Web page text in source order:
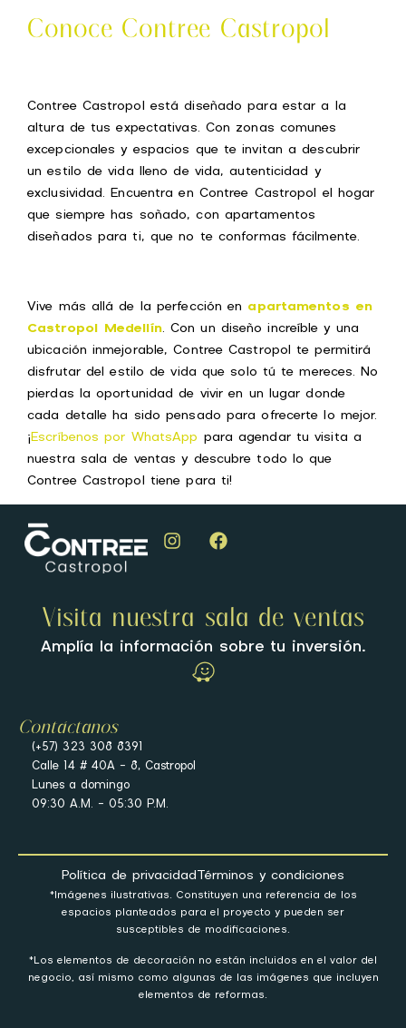
Conoce Contree Castropol
Contree Castropol está diseñado para estar a la
altura de tus expectativas. Con zonas comunes
excepcionales y espacios que te invitan a descubrir
un estilo de vida lleno de vida, autenticidad y
exclusividad. Encuentra en Contree Castropol el hogar
que siempre has soñado, con apartamentos
diseñados para ti, que no te conformas fácilmente.
Vive más allá de la perfección en apartamentos en
Castropol Medellín. Con un diseño increíble y una
ubicación inmejorable, Contree Castropol te permitirá
disfrutar del estilo de vida que solo tú te mereces. No
pierdas la oportunidad de vivir en un lugar donde
cada detalle ha sido pensado para ofrecerte lo mejor.
¡Escríbenos por WhatsApp para agendar tu visita a
nuestra sala de ventas y descubre todo lo que
Contree Castropol tiene para ti!
Visita nuestra sala de ventas
Amplía la información sobre tu inversión.
Contáctanos
(+57) 323 308 8391
Calle 14 # 40A – 8, Castropol
Lunes a domingo
09:30 A.M. – 05:30 P.M.
Política de privacidadTérminos y condiciones
*Imágenes ilustrativas. Constituyen una referencia de los
espacios planteados para el proyecto y pueden ser
susceptibles de modificaciones.
*Los elementos de decoración no están incluidos en el valor del
negocio, así mismo como algunas de las imágenes que incluyen
elementos de reformas.